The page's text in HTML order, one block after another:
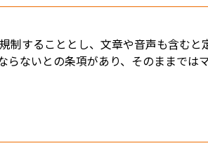
することとし、文章や音声も含むと
ないとの条項があり、そのままでは